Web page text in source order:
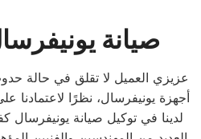
صيانة
عزيزي العميل لا تقلق في حالة
أجهزة يونيفرسال، نظرًا لاعتمادنا
لدينا في توكيل صيانة يونيفرسال